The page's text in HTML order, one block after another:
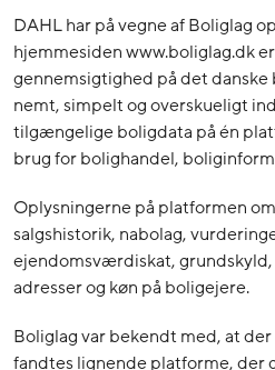
DAHL har på vegne af Boliglag
hjemmesiden www.boliglag.dk
gennemsigtighed på det
nemt, simpelt og overskueligt
tilgængelige boligdata på én
brug for bolighandel,
Oplysningerne på platformen
salgshistorik, nabolag,
ejendomsværdiskat,
adresser og køn på boligejere.
Boliglag var bekendt med, at
fandtes lignende platforme, der